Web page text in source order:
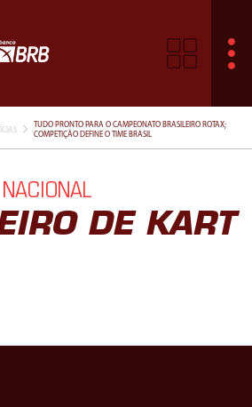
TUDO PRONTO PARA O CAMPEONATO BRASILEIRO ROTAX;
COMPETIÇÃO DEFINE O TIME BRASIL
DE KART